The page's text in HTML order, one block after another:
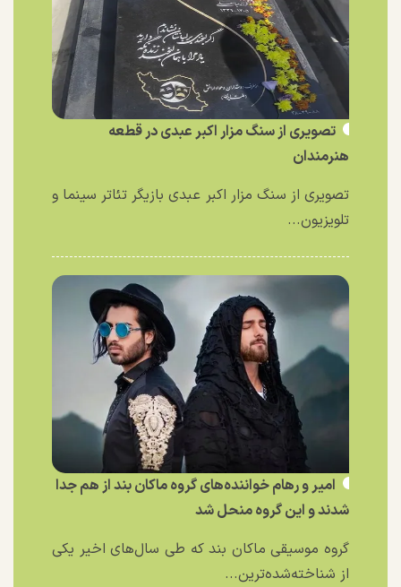
تصویری از سنگ مزار اکبر عبدی در قطعه
هنرمندان
تصویری از سنگ مزار اکبر عبدی بازیگر تئاتر سینما و
تلویزیون...
امیر و رهام خواننده‌های گروه ماکان بند از هم جدا
شدند و این گروه منحل شد
گروه موسیقی ماکان بند که طی سال‌های اخیر یکی
از شناخته‌شده‌ترین...